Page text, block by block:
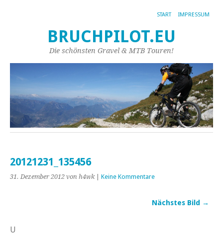
START IMPRESSUM
BRUCHPILOT.EU
Die schönsten Gravel & MTB Touren!
20121231_135456
31. Dezember 2012 von h4wk| Keine Kommentare
Nächstes Bild →
U